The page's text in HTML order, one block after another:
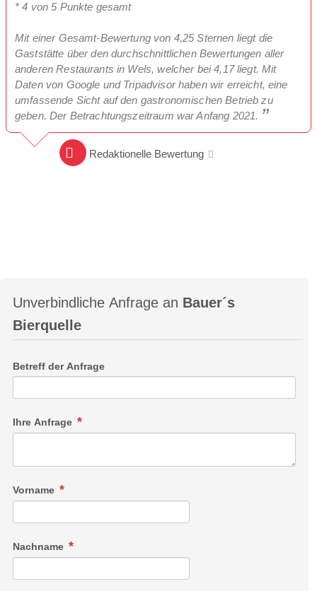
* 4 von 5 Punkte gesamt
Mit einer Gesamt-Bewertung von 4,25 Sternen liegt die
Gaststätte über den durchschnittlichen Bewertungen aller
anderen Restaurants in Wels, welcher bei 4,17 liegt. Mit
Daten von Google und Tripadvisor haben wir erreicht, eine
umfassende Sicht auf den gastronomischen Betrieb zu
geben. Der Betrachtungszeitraum war Anfang 2021.
Redaktionelle Bewertung
Unverbindliche Anfrage an Bauer´s
Bierquelle
Betreff der Anfrage
Ihre Anfrage
Vorname
Nachname